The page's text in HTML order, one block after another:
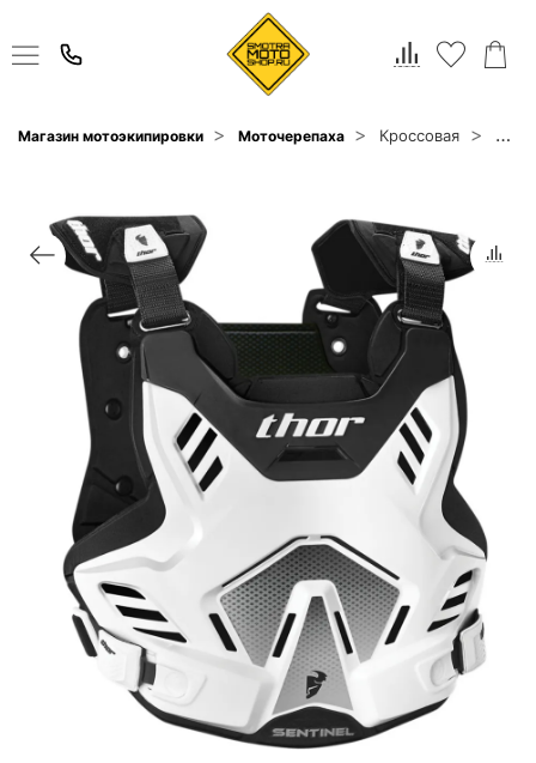
Магазин мотоэкипировки Моточерепаха Кроссовая Thor